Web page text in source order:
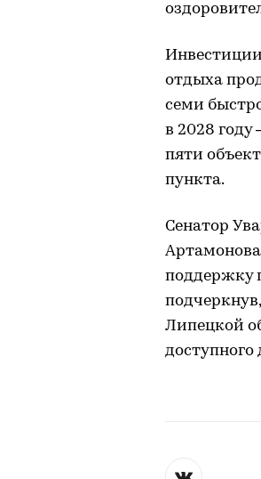
отдыха
семи
в 2028
пяти
пункта.
Сенатор
поддержку
Липецкой
доступного